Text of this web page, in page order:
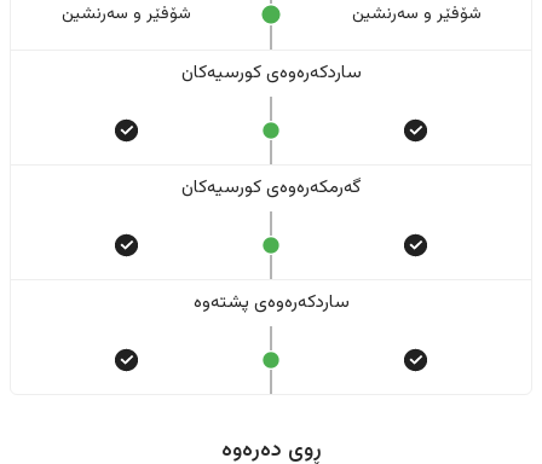
شۆفێر و سەرنشین شۆفێر و سەرنشین
ساردکەرەوەی کورسیەکان
گەرمکەرەوەی کورسیەکان
ساردکەرەوەی پشتەوە
ڕوی دەرەوە